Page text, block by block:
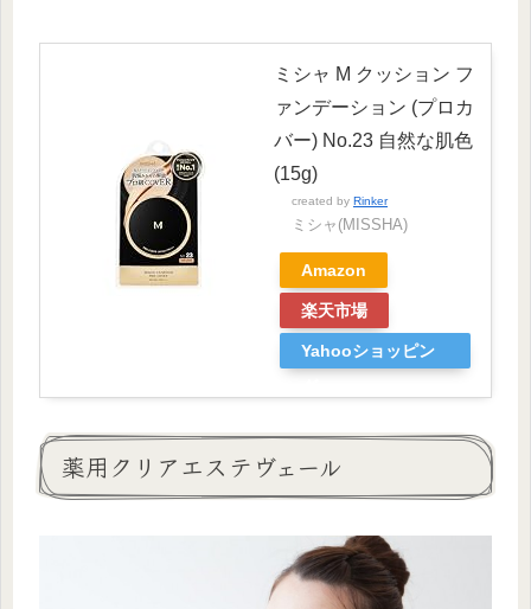
ミシャ M クッション フ
ァンデーション (プロカ
バー) No.23 自然な肌色
(15g)
created by Rinker
ミシャ(MISSHA)
Amazon
楽天市場
Yahooショッピン
薬用クリアエステヴェール